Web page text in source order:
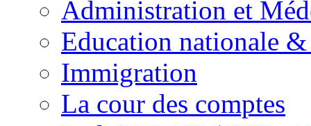
Administration et
Education nationale
Immigration
La cour des comptes